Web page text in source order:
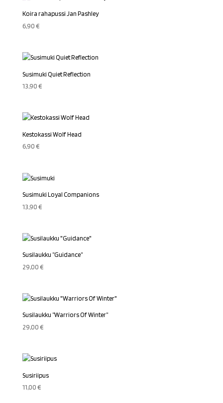
Koira rahapussi Jan Pashley
6,90€
Susimuki Quiet Reflection
13,90€
Kestokassi Wolf Head
6,90€
Susimuki Loyal Companions
13,90€
Susilaukku ”Guidance”
29,00€
Susilaukku ”Warriors Of Winter”
29,00€
Susiriipus
11,00€